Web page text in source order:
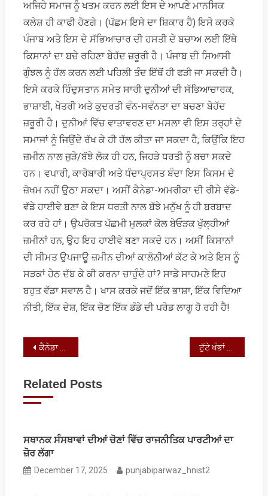
ਅਜਿਹੇ ਸਮਾਜ ਨੂੰ ਖਤਮ ਕਰਨ ਲਈ ਇਸ ਦੇ ਆਪਣੇ ਮਾਨਸਿਕ
ਕਲੇਸ਼ ਹੀ ਕਾਫੀ ਹੋਣਗੇ। (ਪੱਛਮ ਇਸੇ ਦਾ ਸ਼ਿਕਾਰ ਹੈ) ਇਸੇ ਕਰਕੇ
ਪੰਜਾਬ ਅਤੇ ਇਸ ਦੇ ਸੱਭਿਆਚਾਰ ਦੀ ਹਸਤੀ ਦੇ ਬਚਾਅ ਲਈ ਇੱਥੇ
ਕਿਸਾਨਾਂ ਦਾ ਬਚੇ ਰਹਿਣਾ ਬੇਹੱਦ ਜ਼ਰੂਰੀ ਹੈ। ਪੰਜਾਬ ਦੀ ਸਿਆਸੀ
ਗੁੰਝਲ ਨੂੰ ਹੱਲ ਕਰਨ ਲਈ ਪਹਿਲੀ ਤੰਦ ਇੱਥੋਂ ਹੀ ਫੜੀ ਜਾ ਸਕਦੀ ਹੈ।
ਇਸੇ ਕਰਕੇ ਹਿੰਦੁਸਤਾਨ ਸਮੇਤ ਸਾਰੀ ਦੁਨੀਆਂ ਦੀ ਸੱਭਿਆਚਾਰਕ,
ਭਾਸ਼ਾਈ, ਖੇਤਰੀ ਅਤੇ ਕੁਦਰਤੀ ਵੰਨ-ਸਵੰਨਤਾ ਦਾ ਬਚਣਾ ਬੇਹੱਦ
ਜ਼ਰੂਰੀ ਹੈ। ਦੁਨੀਆਂ ਵਿੱਚ ਵਾਤਾਵਰਣ ਦਾ ਮਸਲਾ ਵੀ ਇਸ ਤਰ੍ਹਾਂ ਦੇ
ਸਮਾਜਾਂ ਨੂੰ ਜਿਉਂਦੇ ਰੱਖ ਕੇ ਹੀ ਹੱਲ ਕੀਤਾ ਜਾ ਸਕਦਾ ਹੈ; ਕਿਉਂਕਿ ਇਹ
ਜ਼ਮੀਨ ਨਾਲ ਜੁੜੇ/ਬੱਝੇ ਲੋਕ ਹੀ ਹਨ, ਜਿਹੜੇ ਧਰਤੀ ਨੂੰ ਬਚਾ ਸਕਦੇ
ਹਨ। ਵਪਾਰੀ, ਕਾਰੋਬਾਰੀ ਅਤੇ ਧੰਦਾਪ੍ਰਸਤ ਬੰਦਾ ਇਸ ਕਿਸਮ ਦੇ
ਜ਼ੋਖਮ ਨਹੀਂ ਉਠਾ ਸਕਦਾ। ਅਸੀਂ ਕੈਨੇਡਾ-ਅਮਰੀਕਾ ਦੀ ਰੀਸੇ ਵੱਡੇ-
ਵੱਡੇ ਹਾਈਵੇ ਬਣਾ ਕੇ ਇਸ ਧਰਤੀ ਨਾਲ ਬੱਝੇ ਮਨੁੱਖ ਨੂੰ ਹੀ ਬਰਬਾਦ
ਕਰ ਰਹੇ ਹਾਂ। ਉਪਰੋਕਤ ਪੱਛਮੀ ਮੁਲਕਾਂ ਕੋਲ ਬੇਓੜਕ ਖੁੱਲ੍ਹੀਆਂ
ਜ਼ਮੀਨਾਂ ਹਨ, ਉਹ ਇਹ ਹਾਈਵੇ ਬਣਾ ਸਕਦੇ ਹਨ। ਅਸੀਂ ਕਿਸਾਨਾਂ
ਦੀ ਸੀਮਤ ਉਪਜਾਊ ਜ਼ਮੀਨ ਦੀਆਂ ਕਾਲੋਨੀਆਂ ਕੱਟ ਕੇ ਅਤੇ ਇਸ ਨੂੰ
ਸੜਕਾਂ ਹੇਠ ਦੱਬ ਕੇ ਕੀ ਕਰਨਾ ਚਾਹੁੰਦੇ ਹਾਂ? ਸਾਡੇ ਸਾਹਮਣੇ ਇਹ
ਬਹੁਤ ਵੱਡਾ ਸਵਾਲ ਹੈ। ਖਾਸ ਕਰਕੇ ਜਦੋਂ ਇੱਕ ਭਾਸ਼ਾ, ਇੱਕ ਵਿਦਿਆ
ਨੀਤੀ, ਇੱਕ ਦੇਸ਼, ਇੱਕ ਚੋਣ ਇੱਕ ਡੰਡੇ ਦੀ ਪਰੇਡ ਲਾਗੂ ਹੋ ਰਹੀ ਹੈ!
Post
ਕੈਨੇਡਾ ਜੀ-7 ਸੰਮੇਲਨ: ਸਾਂਝੇ ਐਲਾਨਾਮੇ ਦੇ ਆਸਾਰ ਮੱਧਮ
Related Posts
ਸਥਾਨਕ ਸੰਸਥਾਵਾਂ ਦੀਆਂ ਚੋਣਾਂ ਵਿੱਚ ਰਾਜਨੀਤਿਕ ਪਾਰਟੀਆਂ ਦਾ
ਜ਼ੋਰ ਲੱਗਾ
December 17, 2025 punjabiparwaz_hnist2